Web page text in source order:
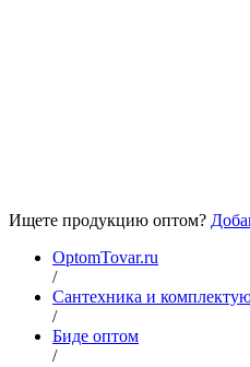
Ищете продукцию оптом?
OptomTovar.ru
/
Сантехника и
/
Биде оптом
/